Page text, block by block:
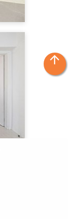
arrow_upward